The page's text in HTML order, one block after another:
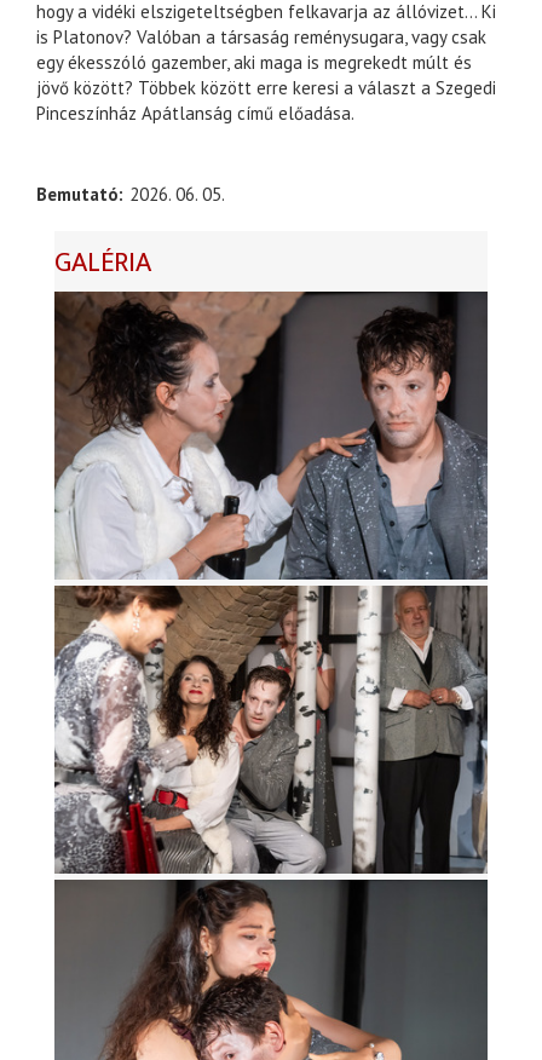
hogy a vidéki elszigeteltségben felkavarja az állóvizet… Ki
is Platonov? Valóban a társaság reménysugara, vagy csak
egy ékesszóló gazember, aki maga is megrekedt múlt és
jövő között? Többek között erre keresi a választ a Szegedi
Pinceszínház Apátlanság című előadása.
Bemutató 2026. 06. 05.
GALÉRIA